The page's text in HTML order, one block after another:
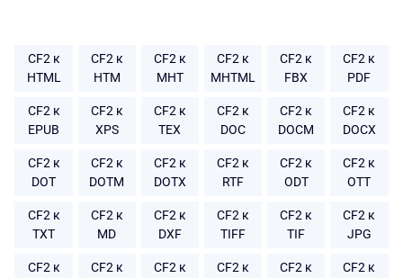
CF2 к
HTML
CF2 к
HTM
CF2 к
MHT
CF2 к
MHTML
CF2 к
FBX
CF2 к
PDF
CF2 к
EPUB
CF2 к
XPS
CF2 к
TEX
CF2 к
DOC
CF2 к
DOCM
CF2 к
DOCX
CF2 к
DOT
CF2 к
DOTM
CF2 к
DOTX
CF2 к
RTF
CF2 к
ODT
CF2 к
OTT
CF2 к
TXT
CF2 к
MD
CF2 к
DXF
CF2 к
TIFF
CF2 к
TIF
CF2 к
JPG
CF2 к
CF2 к
CF2 к
CF2 к
CF2 к
CF2 к